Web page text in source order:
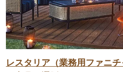
レスタリア（業務用ファニ